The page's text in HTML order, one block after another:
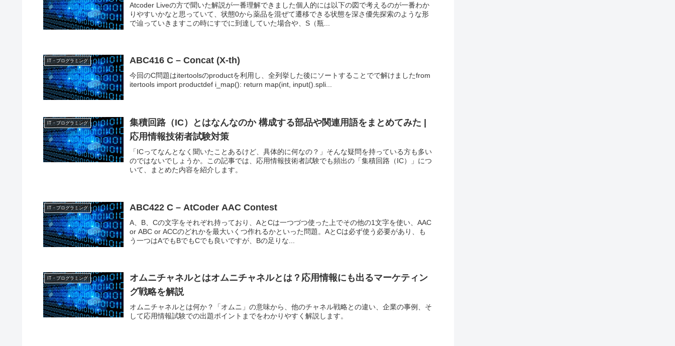
Atcoder Liveの方で聞いた解説が一番理解できました個人的には以下の図で考えるのが一番わか
りやすいかなと思っていて、状態0から薬品を混ぜて遷移できる状態を深さ優先探索のような形
で辿っていきますこの時にすでに到達していた場合や、S（瓶...
IT・プログラミング ABC416 C – Concat (X-th)
今回のC問題はitertoolsのproductを利用し、全列挙した後にソートすることでで解けましたfrom
itertools import productdef i_map(): return map(int, input().spli...
IT・プログラミング
集積回路（IC）とはなんなのか 構成する部品や関連用語をまとめてみた |
応用情報技術者試験対策
「ICってなんとなく聞いたことあるけど、具体的に何なの？」そんな疑問を持っている方も多い
のではないでしょうか。この記事では、応用情報技術者試験でも頻出の「集積回路（IC）」につ
いて、まとめた内容を紹介します。
IT・プログラミング ABC422 C – AtCoder AAC Contest
A、B、Cの文字をそれぞれ持っており、AとCは一つづつ使った上でその他の1文字を使い、AAC
or ABC or ACCのどれかを最大いくつ作れるかといった問題。AとCは必ず使う必要があり、も
う一つはAでもBでもCでも良いですが、Bの足りな...
IT・プログラミング
オムニチャネルとはオムニチャネルとは？応用情報にも出るマーケティン
グ戦略を解説
オムニチャネルとは何か？「オムニ」の意味から、他のチャネル戦略との違い、企業の事例、そ
して応用情報試験での出題ポイントまでをわかりやすく解説します。